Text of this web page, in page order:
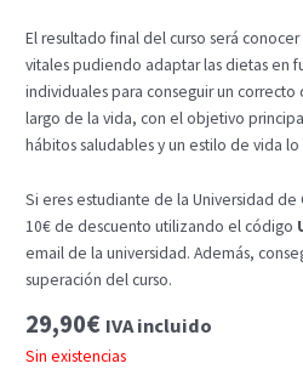
El resultado final del curso será
vitales pudiendo adaptar las dietas en
individuales para conseguir un
largo de la vida, con el objetivo
hábitos saludables y un estilo de vida
Si eres estudiante de la Universidad
10€ de descuento utilizando el código
email de la universidad. Además,
superación del curso.
29,90€ IVA incluido
Sin existencias